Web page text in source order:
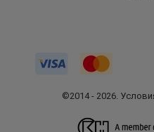
©2014 - 2026.